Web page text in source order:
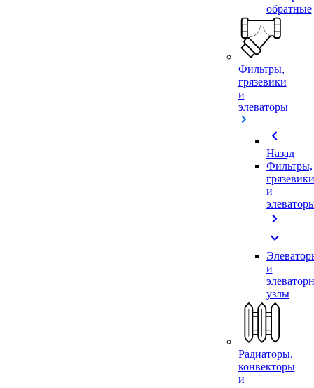
обратные
Фильтры,
грязевики
и
элеваторы
chevron_left
Назад
Фильтры,
грязевики
и
chevron_right
expand_more
и
узлы
Радиаторы,
конвекторы
и